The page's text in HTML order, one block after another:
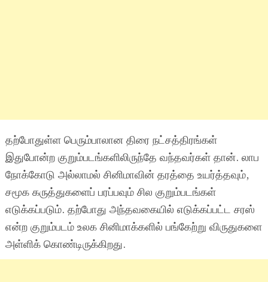
தற்போதுள்ள பெரும்பாலான திரை நட்சத்திரங்கள்
இதுபோன்ற குறும்படங்களிலிருந்தே வந்தவர்கள் தான். லாப
நோக்கோடு அல்லாமல் சினிமாவின் தரத்தை உயர்த்தவும்,
சமூக கருத்துகளைப் பரப்பவும் சில குறும்படங்கள்
எடுக்கப்படும். தற்போது அந்தவகையில் எடுக்கப்பட்ட சரஸ்
என்ற குறும்படம் உலக சினிமாக்களில் பங்கேற்று விருதுகளை
அள்ளிக் கொண்டிருக்கிறது.